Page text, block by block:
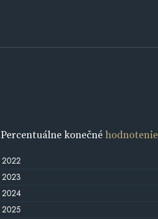
Percentuálne konečnéhodnotenie
2022
2023
2024
2025